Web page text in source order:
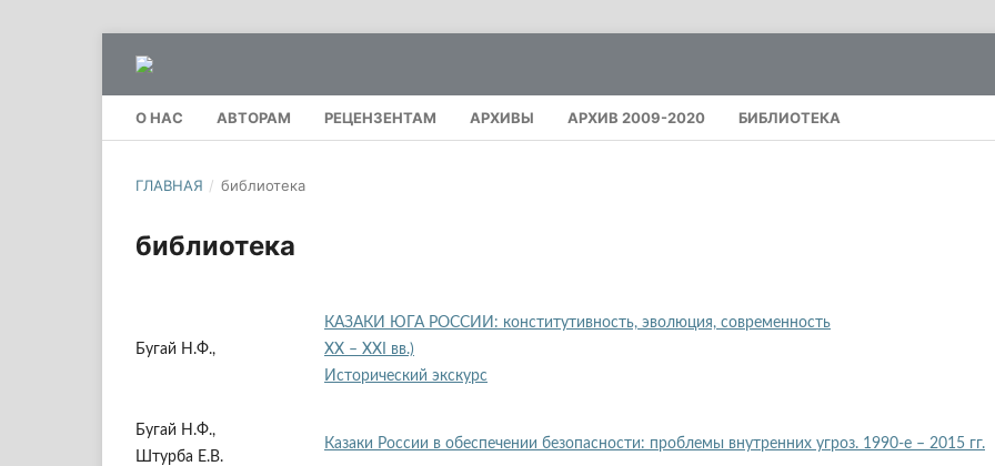
О НАС АВТОРАМ РЕЦЕНЗЕНТАМ АРХИВЫ АРХИВ 2009-2020 БИБЛИОТЕКА
ГЛАВНАЯ / библиотека
библиотека
Бугай Н.Ф.,
КАЗАКИ ЮГА РОССИИ: конститутивность, эволюция, современность
ХХ – ХХI вв.)
Исторический экскурс
Бугай Н.Ф.,
Штурба Е.В.
Казаки России в обеспечении безопасности: проблемы внутренних угроз. 1990-е – 2015 гг.